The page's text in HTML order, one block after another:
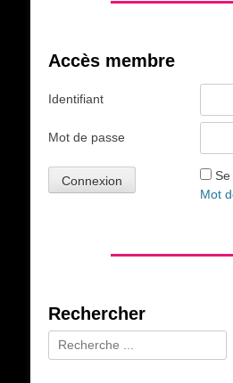
Accès membre
Identifiant
Mot de passe
Mot
Rechercher
Rechercher :